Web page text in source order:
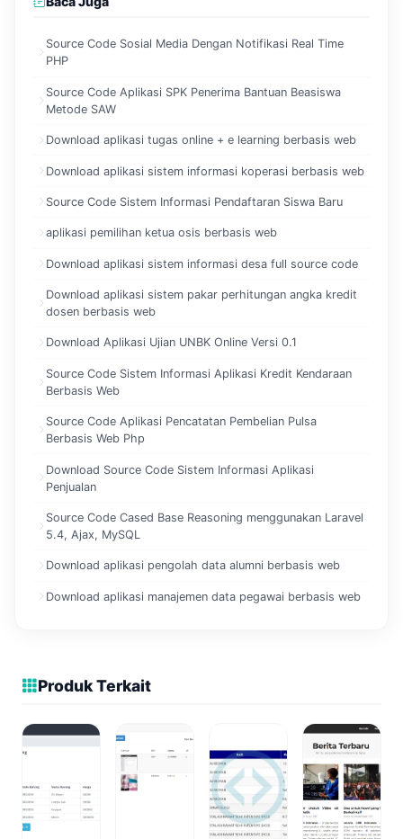
Source Code Sosial Media Dengan Notifikasi Real Time
PHP
Source Code Aplikasi SPK Penerima Bantuan Beasiswa
Metode SAW
Download aplikasi tugas online + e learning berbasis web
Download aplikasi sistem informasi koperasi berbasis web
Source Code Sistem Informasi Pendaftaran Siswa Baru
aplikasi pemilihan ketua osis berbasis web
Download aplikasi sistem informasi desa full source code
Download aplikasi sistem pakar perhitungan angka kredit
dosen berbasis web
Download Aplikasi Ujian UNBK Online Versi 0.1
Source Code Sistem Informasi Aplikasi Kredit Kendaraan
Berbasis Web
Source Code Aplikasi Pencatatan Pembelian Pulsa
Berbasis Web Php
Download Source Code Sistem Informasi Aplikasi
Penjualan
Source Code Cased Base Reasoning menggunakan Laravel
5.4, Ajax, MySQL
Download aplikasi pengolah data alumni berbasis web
Download aplikasi manajemen data pegawai berbasis web
Produk Terkait